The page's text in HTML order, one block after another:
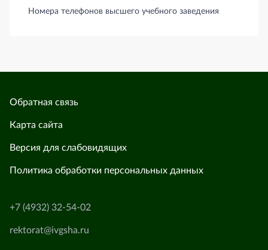
Номера телефонов высшего учебного заведения
Обратная связь
Карта сайта
Версия для слабовидящих
Политика обработки персональных данных
+7 (4932) 32-54-02
rektorat@ivgsha.ru